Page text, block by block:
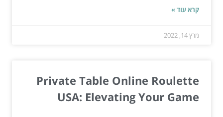
קרא עוד »
מרץ 14, 2022
Private Table Online Roulette
USA: Elevating Your Game